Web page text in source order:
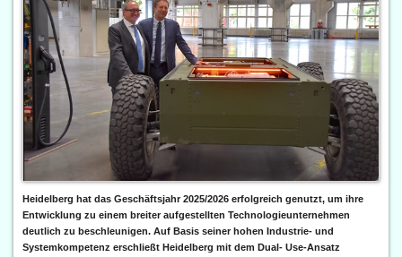
Heidelberg hat das Geschäftsjahr 2025/2026 erfolgreich genutzt, um ihre
Entwicklung zu einem breiter aufgestellten Technologieunternehmen
deutlich zu beschleunigen. Auf Basis seiner hohen Industrie- und
Systemkompetenz erschließt Heidelberg mit dem Dual- Use-Ansatz